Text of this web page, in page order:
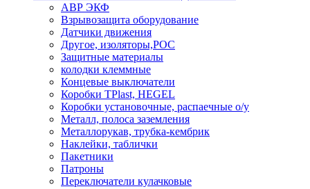
АВР ЭКФ
Взрывозащита оборудование
Датчики движения
Другое, изоляторы,РОС
Защитные материалы
колодки клеммные
Концевые выключатели
Коробки TPlast, HEGEL
Коробки установочные, распаечные о/у
Металл, полоса заземления
Металлорукав, трубка-кембрик
Наклейки, таблички
Пакетники
Патроны
Переключатели кулачковые